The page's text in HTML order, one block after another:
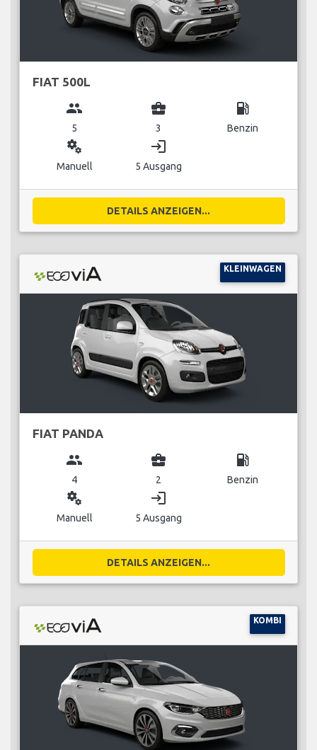
FIAT 500L
group
5
business_center
3
local_gas_station
Benzin
miscellaneous_services
Manuell
login
5 Ausgang
DETAILS ANZEIGEN...
KLEINWAGEN
FIAT PANDA
group
4
business_center
2
local_gas_station
Benzin
miscellaneous_services
Manuell
login
5 Ausgang
DETAILS ANZEIGEN...
KOMBI